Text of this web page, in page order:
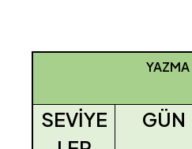
SEVİYE
GÜN